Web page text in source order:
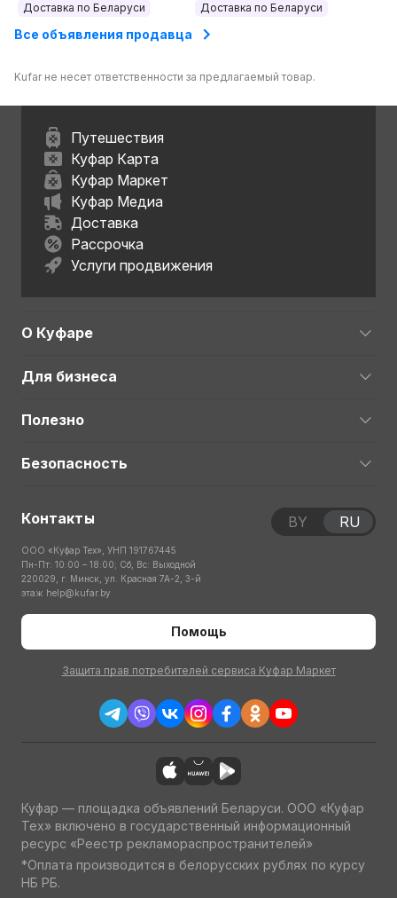
Доставка по Беларуси
Доставка по Беларуси
Все объявления продавца
Kufar не несет ответственности за предлагаемый товар.
Путешествия
Куфар Карта
Куфар Маркет
Куфар Медиа
Доставка
Рассрочка
Услуги продвижения
О Куфаре
Для бизнеса
Полезно
Безопасность
Контакты
ООО «Куфар Тех», УНП 191767445
Пн-Пт: 10:00 – 18:00; Сб, Вс: Выходной
220029, г. Минск, ул. Красная 7А-2, 3-й
этаж help@kufar.by
Помощь
Защита прав потребителей сервиса Куфар Маркет
BY RU
Куфар — площадка объявлений Беларуси. ООО «Куфар
Тех» включено в государственный информационный
ресурс «Реестр рекламораспространителей»
*Оплата производится в белорусских рублях по курсу
НБ РБ.